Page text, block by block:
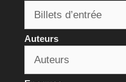
Auteurs